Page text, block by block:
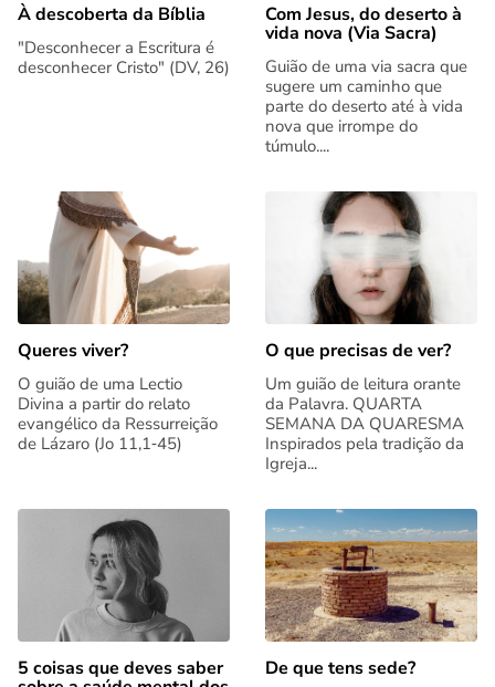
À descoberta da Bíblia
"Desconhecer a Escritura é
desconhecer Cristo" (DV, 26)
Com Jesus, do deserto à
vida nova (Via Sacra)
Guião de uma via sacra que
sugere um caminho que
parte do deserto até à vida
nova que irrompe do
túmulo....
Queres viver?
O guião de uma Lectio
Divina a partir do relato
evangélico da Ressurreição
de Lázaro (Jo 11,1‑45)
O que precisas de ver?
Um guião de leitura orante
da Palavra. QUARTA
SEMANA DA QUARESMA
Inspirados pela tradição da
Igreja...
5 coisas que deves saber De que tens sede?